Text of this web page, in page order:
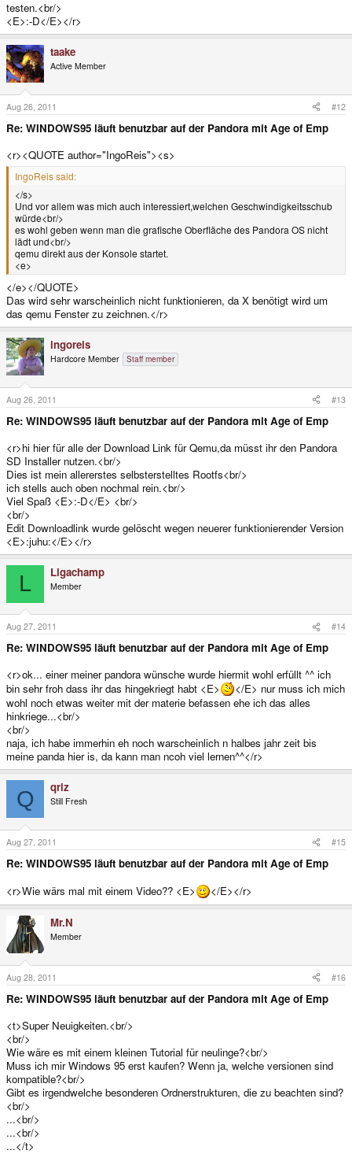
testen.<br/>
<E>:-D</E></r>
taake
Active Member
Aug 26, 2011 #12
Re: WINDOWS95 läuft benutzbar auf der Pandora mit Age of Emp
<r><QUOTE author="IngoReis"><s>
IngoReis said:
</s>
Und vor allem was mich auch interessiert,welchen Geschwindigkeitsschub
würde<br/>
es wohl geben wenn man die grafische Oberfläche des Pandora OS nicht
lädt und<br/>
qemu direkt aus der Konsole startet.
<e>
</e></QUOTE>
Das wird sehr warscheinlich nicht funktionieren, da X benötigt wird um
das qemu Fenster zu zeichnen.</r>
ingoreis
Hardcore Member Staff member
Aug 26, 2011 #13
Re: WINDOWS95 läuft benutzbar auf der Pandora mit Age of Emp
<r>hi hier für alle der Download Link für Qemu,da müsst ihr den Pandora
SD Installer nutzen.<br/>
Dies ist mein allererstes selbsterstelltes Rootfs<br/>
ich stells auch oben nochmal rein.<br/>
Viel Spaß <E>:-D</E> <br/>
<br/>
Edit Downloadlink wurde gelöscht wegen neuerer funktionierender Version
<E>:juhu:</E></r>
L Ligachamp
Member
Aug 27, 2011 #14
Re: WINDOWS95 läuft benutzbar auf der Pandora mit Age of Emp
<r>ok... einer meiner pandora wünsche wurde hiermit wohl erfüllt ^^ ich
bin sehr froh dass ihr das hingekriegt habt <E>
</E> nur muss ich mich
wohl noch etwas weiter mit der materie befassen ehe ich das alles
hinkriege...<br/>
<br/>
naja, ich habe immerhin eh noch warscheinlich n halbes jahr zeit bis
meine panda hier is, da kann man ncoh viel lernen^^</r>
Q qriz
Still Fresh
Aug 27, 2011 #15
Re: WINDOWS95 läuft benutzbar auf der Pandora mit Age of Emp
<r>Wie wärs mal mit einem Video?? <E>
</E></r>
Mr.N
Member
Aug 28, 2011 #16
Re: WINDOWS95 läuft benutzbar auf der Pandora mit Age of Emp
<t>Super Neuigkeiten.<br/>
<br/>
Wie wäre es mit einem kleinen Tutorial für neulinge?<br/>
Muss ich mir Windows 95 erst kaufen? Wenn ja, welche versionen sind
kompatible?<br/>
Gibt es irgendwelche besonderen Ordnerstrukturen, die zu beachten sind?
<br/>
...<br/>
...<br/>
...</t>